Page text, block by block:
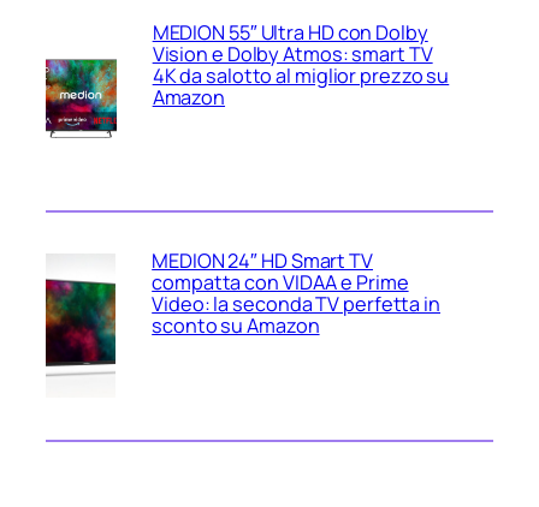
MEDION 55″ Ultra HD con Dolby
Vision e Dolby Atmos: smart TV
4K da salotto al miglior prezzo su
Amazon
MEDION 24″ HD Smart TV
compatta con VIDAA e Prime
Video: la seconda TV perfetta in
sconto su Amazon